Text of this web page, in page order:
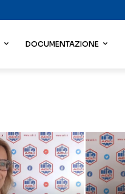
DOCUMENTAZIONE